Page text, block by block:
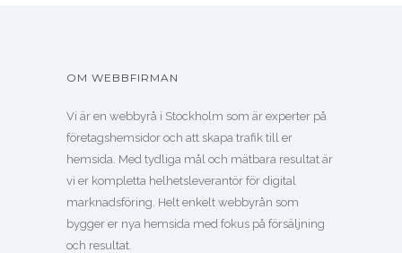
OM WEBBFIRMAN
Vi är en webbyrå i Stockholm som är experter på
företagshemsidor och att skapa trafik till er
hemsida. Med tydliga mål och mätbara resultat är
vi er kompletta helhetsleverantör för digital
marknadsföring. Helt enkelt webbyrån som
bygger er nya hemsida med fokus på försäljning
och resultat.